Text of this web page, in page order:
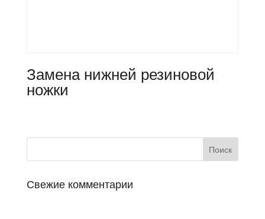
Замена нижней резиновой
ножки
Свежие комментарии